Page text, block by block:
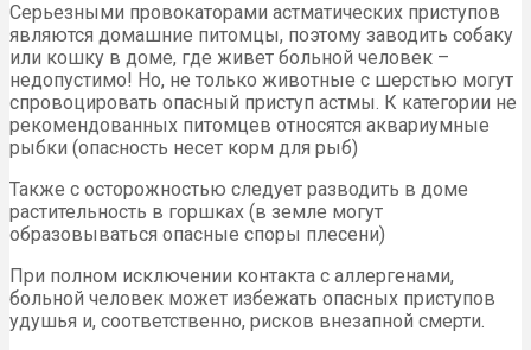
Серьезными провокаторами астматических приступов
являются домашние питомцы, поэтому заводить собаку
или кошку в доме, где живет больной человек –
недопустимо! Но, не только животные с шерстью могут
спровоцировать опасный приступ астмы. К категории не
рекомендованных питомцев относятся аквариумные
рыбки (опасность несет корм для рыб)
Также с осторожностью следует разводить в доме
растительность в горшках (в земле могут
образовываться опасные споры плесени)
При полном исключении контакта с аллергенами,
больной человек может избежать опасных приступов
удушья и, соответственно, рисков внезапной смерти.